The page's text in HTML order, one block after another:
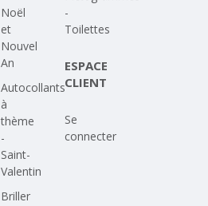
Noël
et
Nouvel
An
Autocollants
à
thème
-
Saint-
Valentin
Briller
-
Toilettes
ESPACE
CLIENT
Se
connecter